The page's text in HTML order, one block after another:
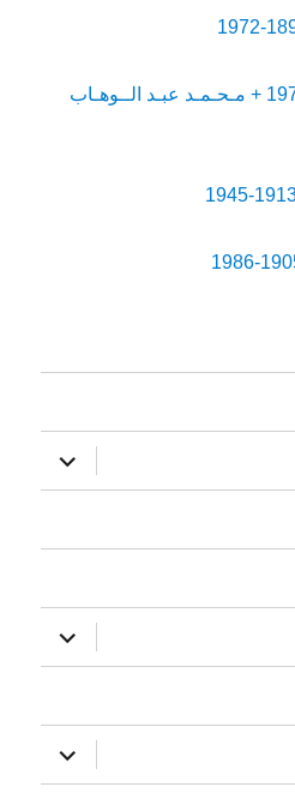
أم كــلثـــوم 1904 – 1975 + مـحـمـد عبـد الــوهـاب
توسيع
القائمة
الفرعية
توسيع
القائمة
الفرعية
توسيع
القائمة
الفرعية